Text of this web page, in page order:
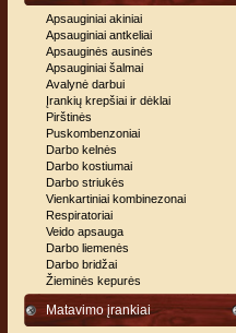
Apsauginiai akiniai
Apsauginiai antkeliai
Apsauginės ausinės
Apsauginiai šalmai
Avalynė darbui
Įrankių krepšiai ir dėklai
Pirštinės
Puskombenzoniai
Darbo kelnės
Darbo kostiumai
Darbo striukės
Vienkartiniai kombinezonai
Respiratoriai
Veido apsauga
Darbo liemenės
Darbo bridžai
Žieminės kepurės
Matavimo įrankiai